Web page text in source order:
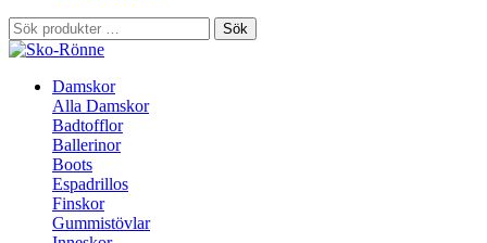
Sök
efter:
Sök
Damskor
Alla Damskor
Badtofflor
Ballerinor
Boots
Espadrillos
Finskor
Gummistövlar